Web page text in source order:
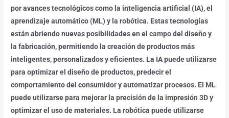
por avances tecnológicos como la inteligencia artificial (IA), el
aprendizaje automático (ML) y la robótica. Estas tecnologías
están abriendo nuevas posibilidades en el campo del diseño y
la fabricación, permitiendo la creación de productos más
inteligentes, personalizados y eficientes. La IA puede utilizarse
para optimizar el diseño de productos, predecir el
comportamiento del consumidor y automatizar procesos. El ML
puede utilizarse para mejorar la precisión de la impresión 3D y
optimizar el uso de materiales. La robótica puede utilizarse